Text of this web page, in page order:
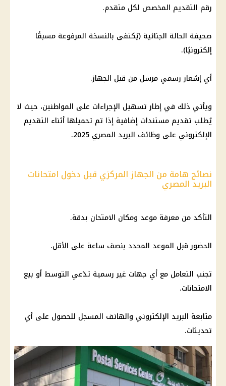
رقم التقديم المخصص لكل متقدم.
صحيفة الحالة الجنائية (يُكتفى بالنسخة المرفوعة مسبقًا
إلكترونيًا).
أي إشعار رسمي مرسل من قبل الجهاز.
ويأتي ذلك في إطار تسهيل الإجراءات على المواطنين، حيث لا
يُطلب تقديم مستندات إضافية إذا تم تحميلها أثناء التقديم
الإلكتروني على وظائف البريد المصري 2025.
نصائح هامة من الجهاز المركزي قبل دخول امتحانات
البريد المصري
التأكد من معرفة موعد ومكان الامتحان بدقة.
الحضور قبل الموعد المحدد بنصف ساعة على الأقل.
تجنب التعامل مع أي جهات غير رسمية تدّعي التوسط أو بيع
الامتحانات.
متابعة البريد الإلكتروني والهاتف المسجل للحصول على أي
تحديثات.